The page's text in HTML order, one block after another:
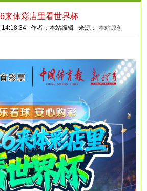
来体彩店里看世界杯
14:18:34 作者：本站编辑 来源：本站原创